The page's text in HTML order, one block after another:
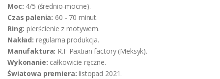
Moc: 4/5 (średnio-mocne).
Czas palenia: 60 - 70 minut.
Ring: pierścienie z motywem.
Nakład: regularna produkcja.
Manufaktura: R.F Paxtian factory (Meksyk).
Wykonanie: całkowicie ręczne.
Światowa premiera: listopad 2021.